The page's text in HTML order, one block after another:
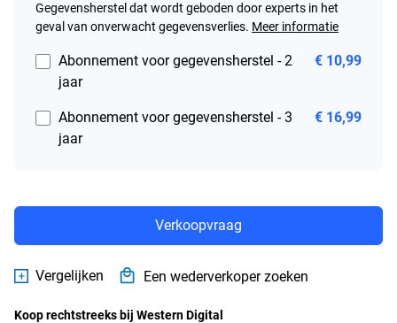
Gegevensherstel dat wordt geboden door experts in het
geval van onverwacht gegevensverlies. Meer informatie
Abonnement voor gegevensherstel - 2
jaar
€ 10,99
Abonnement voor gegevensherstel - 3
jaar
€ 16,99
Verkoopvraag
Vergelijken Een wederverkoper zoeken
Koop rechtstreeks bij Western Digital